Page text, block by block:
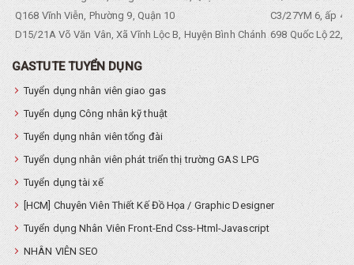
Q168 Vĩnh Viễn, Phường 9, Quận 10
C3/27YM 6, ấp 4,
D15/21A Võ Văn Vân, Xã Vĩnh Lộc B, Huyện Bình Chánh 698 Quốc Lộ 22,
GASTUTE TUYỂN DỤNG
Tuyển dụng nhân viên giao gas
Tuyển dụng Công nhân kỹ thuật
Tuyển dụng nhân viên tổng đài
Tuyển dụng nhân viên phát triển thị trường GAS LPG
Tuyển dụng tài xế
[HCM] Chuyên Viên Thiết Kế Đồ Họa / Graphic Designer
Tuyển dụng Nhân Viên Front-End Css-Html-Javascript
NHÂN VIÊN SEO